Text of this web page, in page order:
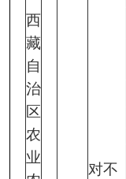
西
藏
自
治
区
农
业
对不